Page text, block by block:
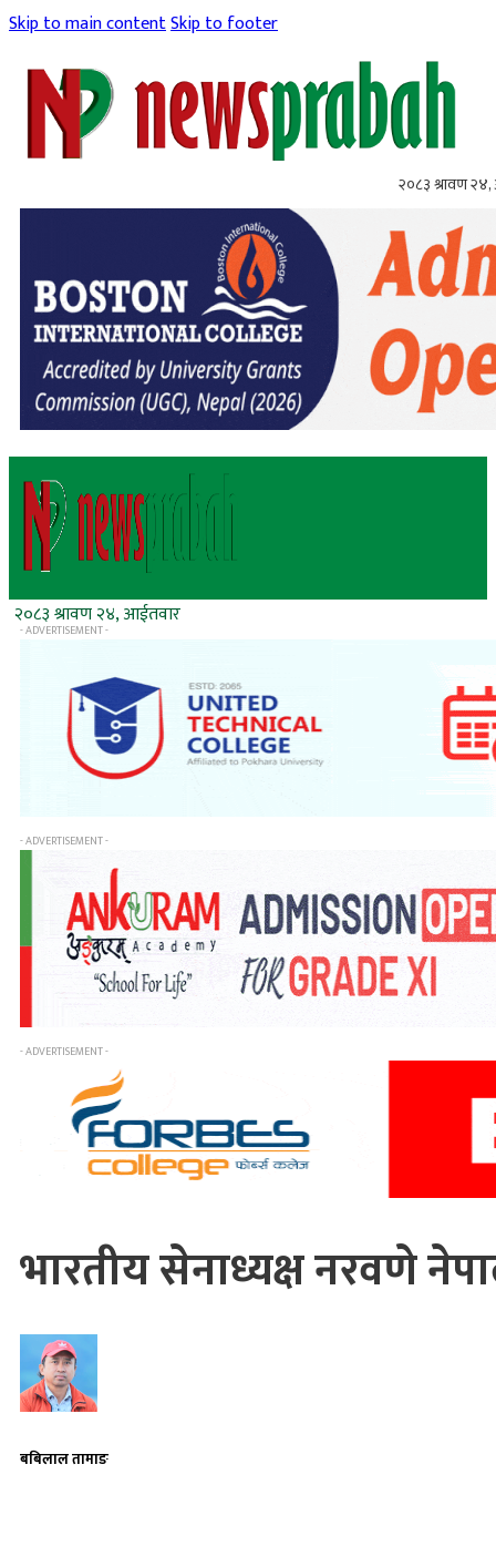
Skip to main contentSkip to footer
२०८३ श्रावण
२०८३ श्रावण २४, आईतवार
- ADVERTISEMENT -
- ADVERTISEMENT -
- ADVERTISEMENT -
भारतीय सेनाध्यक्ष नरवणे
बबिलाल तामाङ